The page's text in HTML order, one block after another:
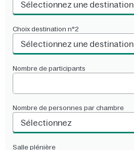
Sélectionnez une destination
Choix destination n°2
Sélectionnez une destination
Nombre de participants
Nombre de personnes par chambre
Sélectionnez
Salle plénière